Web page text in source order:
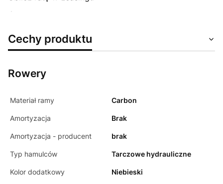
Cechy produktu
Rowery
Materiał ramy Carbon
Amortyzacja Brak
Amortyzacja - producent brak
Typ hamulców Tarczowe hydrauliczne
Kolor dodatkowy Niebieski